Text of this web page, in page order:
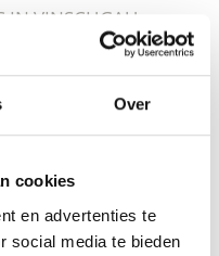
Over
cookies
en advertenties te
social media te bieden
IN VINSCHGAU